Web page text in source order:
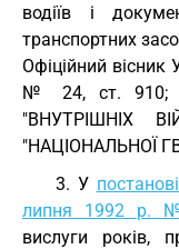
водіїв і
транспортних
Офіційний
№ 24, ст. 910;
"ВНУТРІШНІХ
"НАЦІОНАЛЬНОЇ
3. У
липня 1992 р.
вислуги років,